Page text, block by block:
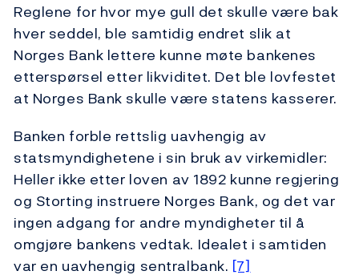
Reglene for hvor mye gull det skulle være bak
hver seddel, ble samtidig endret slik at
Norges Bank lettere kunne møte bankenes
etterspørsel etter likviditet. Det ble lovfestet
at Norges Bank skulle være statens kasserer.
Banken forble rettslig uavhengig av
statsmyndighetene i sin bruk av virkemidler:
Heller ikke etter loven av 1892 kunne regjering
og Storting instruere Norges Bank, og det var
ingen adgang for andre myndigheter til å
omgjøre bankens vedtak. Idealet i samtiden
var en uavhengig sentralbank. [7]